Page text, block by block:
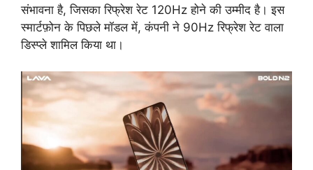
संभावना है, जिसका रिफ्रेश रेट 120Hz होने की उम्मीद है। इस
स्मार्टफ़ोन के पिछले मॉडल में, कंपनी ने 90Hz रिफ्रेश रेट वाला
डिस्प्ले शामिल किया था।